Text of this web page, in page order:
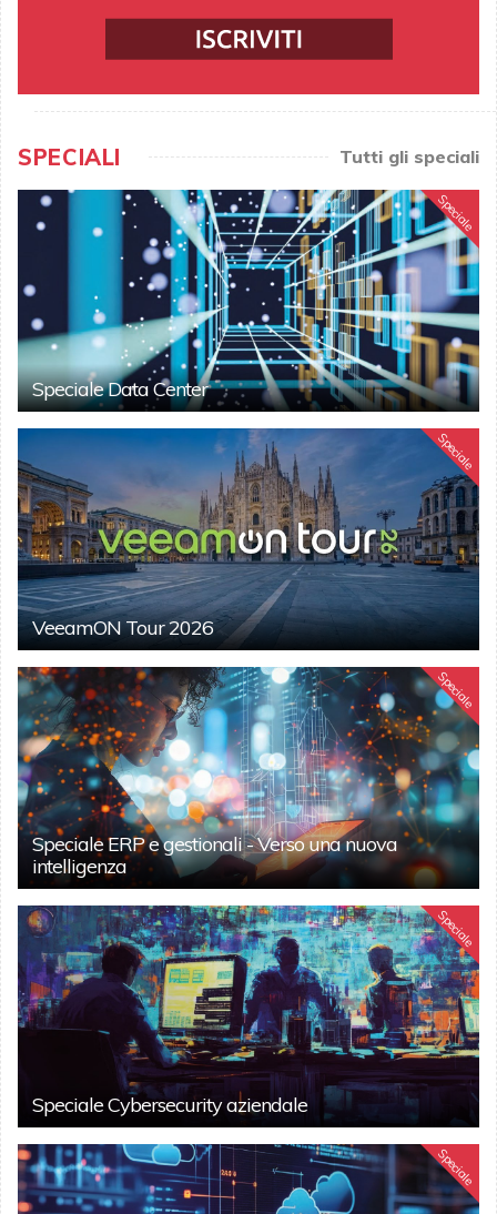
SPECIALI Tutti gli speciali
Speciale
Speciale Data Center
Speciale
VeeamON Tour 2026
Speciale
Speciale ERP e gestionali - Verso una nuova
intelligenza
Speciale
Speciale Cybersecurity aziendale
Speciale